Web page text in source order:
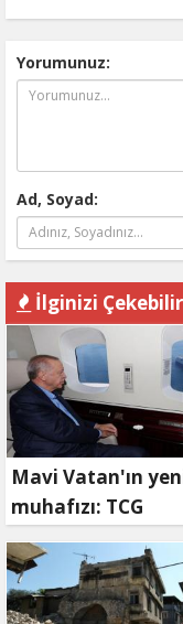
Yorumunuz:
Ad, Soyad:
İlginizi Çekebilir
Mavi Vatan'ın
muhafızı: TCG
Anadolu!